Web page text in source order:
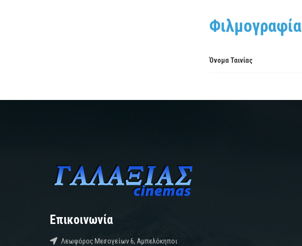
Φιλμογραφία
Όνομα Ταινίας
Επικοινωνία
Λεωφόρος Μεσογείων 6, Αμπελόκηποι